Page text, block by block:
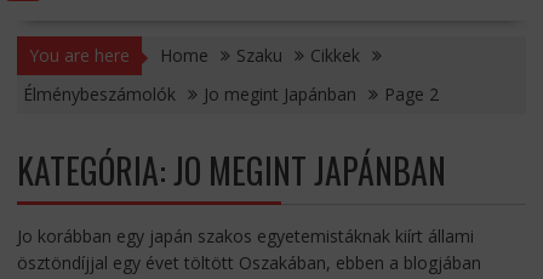
You are here Home Szaku
Cikkek
Élménybeszámolók
Jo megint Japánban Page 2
KATEGÓRIA:JO MEGINT JAPÁNBAN
Jo korábban egy japán szakos egyetemistáknak kiírt állami
ösztöndíjjal egy évet töltött Oszakában, ebben a blogjában